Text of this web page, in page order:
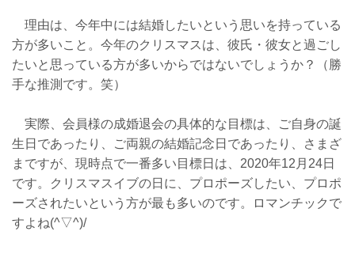
理由は、今年中には結婚したいという思いを持っている
方が多いこと。今年のクリスマスは、彼氏・彼女と過ごし
たいと思っている方が多いからではないでしょうか？（勝
手な推測です。笑）
実際、会員様の成婚退会の具体的な目標は、ご自身の誕
生日であったり、ご両親の結婚記念日であったり、さまざ
まですが、現時点で一番多い目標日は、2020年12月24日
です。クリスマスイブの日に、プロポーズしたい、プロポ
ーズされたいという方が最も多いのです。ロマンチックで
すよね(^▽^)/